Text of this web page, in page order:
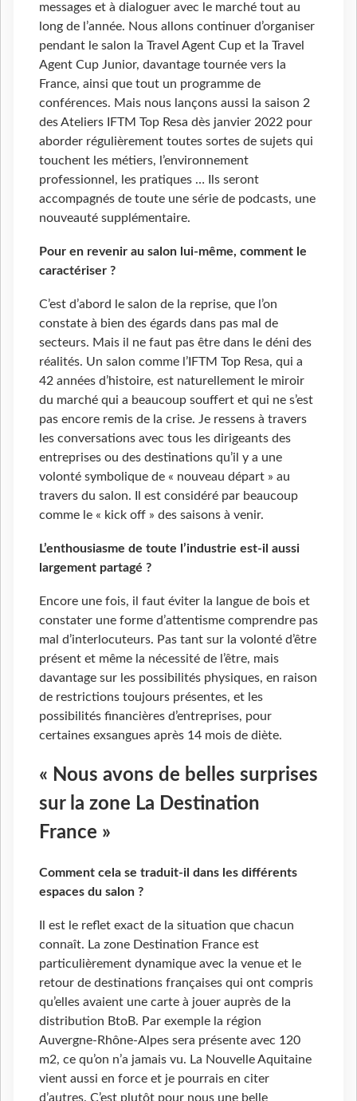
messages et à dialoguer avec le marché tout au
long de l’année. Nous allons continuer d’organiser
pendant le salon la Travel Agent Cup et la Travel
Agent Cup Junior, davantage tournée vers la
France, ainsi que tout un programme de
conférences. Mais nous lançons aussi la saison 2
des Ateliers IFTM Top Resa dès janvier 2022 pour
aborder régulièrement toutes sortes de sujets qui
touchent les métiers, l’environnement
professionnel, les pratiques … Ils seront
accompagnés de toute une série de podcasts, une
nouveauté supplémentaire.
Pour en revenir au salon lui-même, comment le
caractériser ?
C’est d’abord le salon de la reprise, que l’on
constate à bien des égards dans pas mal de
secteurs. Mais il ne faut pas être dans le déni des
réalités. Un salon comme l’IFTM Top Resa, qui a
42 années d’histoire, est naturellement le miroir
du marché qui a beaucoup souffert et qui ne s’est
pas encore remis de la crise. Je ressens à travers
les conversations avec tous les dirigeants des
entreprises ou des destinations qu’il y a une
volonté symbolique de « nouveau départ » au
travers du salon. Il est considéré par beaucoup
comme le « kick off » des saisons à venir.
L’enthousiasme de toute l’industrie est-il aussi
largement partagé ?
Encore une fois, il faut éviter la langue de bois et
constater une forme d’attentisme comprendre pas
mal d’interlocuteurs. Pas tant sur la volonté d’être
présent et même la nécessité de l’être, mais
davantage sur les possibilités physiques, en raison
de restrictions toujours présentes, et les
possibilités financières d’entreprises, pour
certaines exsangues après 14 mois de diète.
« Nous avons de belles surprises
sur la zone La Destination
France »
Comment cela se traduit-il dans les différents
espaces du salon ?
Il est le reflet exact de la situation que chacun
connaît. La zone Destination France est
particulièrement dynamique avec la venue et le
retour de destinations françaises qui ont compris
qu’elles avaient une carte à jouer auprès de la
distribution BtoB. Par exemple la région
Auvergne-Rhône-Alpes sera présente avec 120
m2, ce qu’on n’a jamais vu. La Nouvelle Aquitaine
vient aussi en force et je pourrais en citer
d’autres. C’est plutôt pour nous une belle